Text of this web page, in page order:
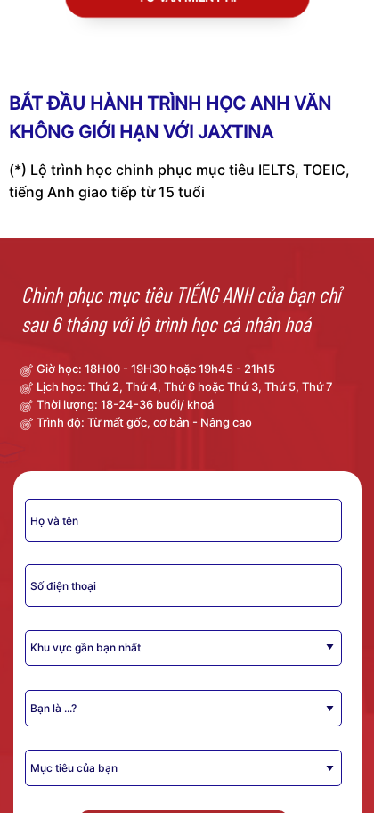
Chinh phục mục tiêu TIẾNG ANH của bạn chỉ
sau 6 tháng với lộ trình học cá nhân hoá
Giờ học: 18H00 - 19H30 hoặc 19h45 - 21h15
Lịch học: Thứ 2, Thứ 4, Thứ 6 hoặc Thứ 3, Thứ 5, Thứ 7
Thời lượng: 18-24-36 buổi/ khoá
Trình độ: Từ mất gốc, cơ bản - Nâng cao
BẮT ĐẦU HÀNH TRÌNH HỌC ANH VĂN
KHÔNG GIỚI HẠN VỚI JAXTINA
(*) Lộ trình học chinh phục mục tiêu IELTS, TOEIC,
tiếng Anh giao tiếp từ 15 tuổi